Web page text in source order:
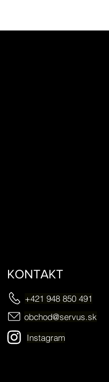
KONTAKT
+421 948 850 491
obchod@servus.sk
Instagram